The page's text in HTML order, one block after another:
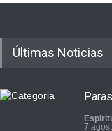
Últimas Noticias
7